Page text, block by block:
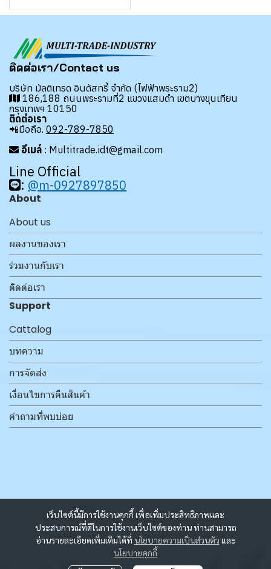
เว็บไซต์นี้มีการใช้งานคุกกี้ เพื่อเพิ่มประสิทธิภาพและ
ประสบการณ์ที่ดีในการใช้งานเว็บไซต์ของท่าน ท่านสามารถ
อ่านรายละเอียดเพิ่มเติมได้ที่ นโยบายความเป็นส่วนตัว และ
นโยบายคุกกี้
ติดต่อเรา/Contact us
บริษัท มัลติเทรด อินดัสทรี้ จำกัด (ไฟฟ้าพระราม2)
186,188 ถนนพระรามที่2 แขวงแสมดำ เขตบางขุนเทียน
กรุงเทพฯ 10150
ติดต่อเรา
📲มือถือ. 092-789-7850
อีเมล์ : Multitrade.idt@gmail.com
Line Official
: @m-0927897850
About
About us
ผลงานของเรา
ร่วมงานกับเรา
ติดต่อเรา
Support
Cattalog
บทความ
การจัดส่ง
เงื่อนไขการคืนสินค้า
คำถามที่พบบ่อย